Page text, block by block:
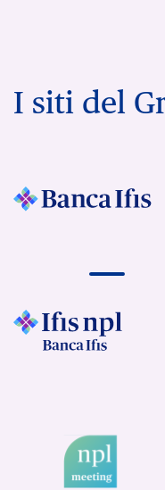
I siti del